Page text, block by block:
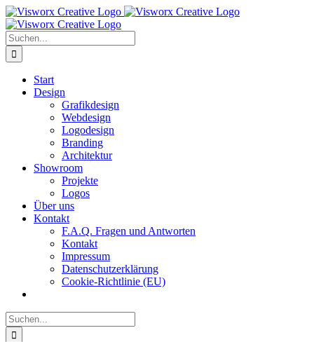
Skip
to
content
Suche
nach:
Start
Design
Grafikdesign
Webdesign
Logodesign
Branding
Architektur
Showroom
Projekte
Logos
Über uns
Kontakt
F.A.Q. Fragen und Antworten
Kontakt
Impressum
Datenschutzerklärung
Cookie-Richtlinie (EU)
Suche
nach: